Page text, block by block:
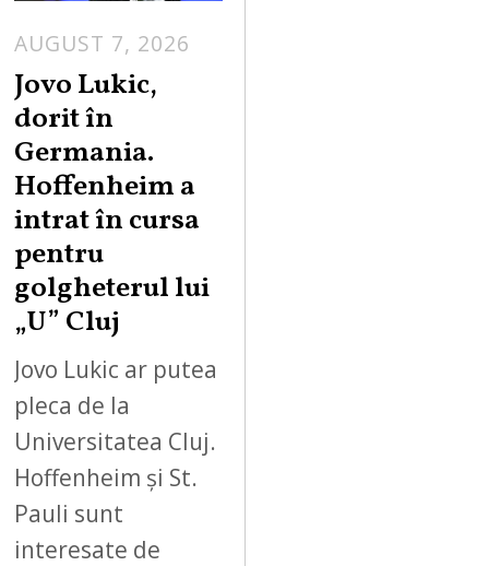
AUGUST 7, 2026
Jovo Lukic,
dorit în
Germania.
Hoffenheim a
intrat în cursa
pentru
golgheterul lui
„U” Cluj
Jovo Lukic ar putea
pleca de la
Universitatea Cluj.
Hoffenheim și St.
Pauli sunt
interesate de